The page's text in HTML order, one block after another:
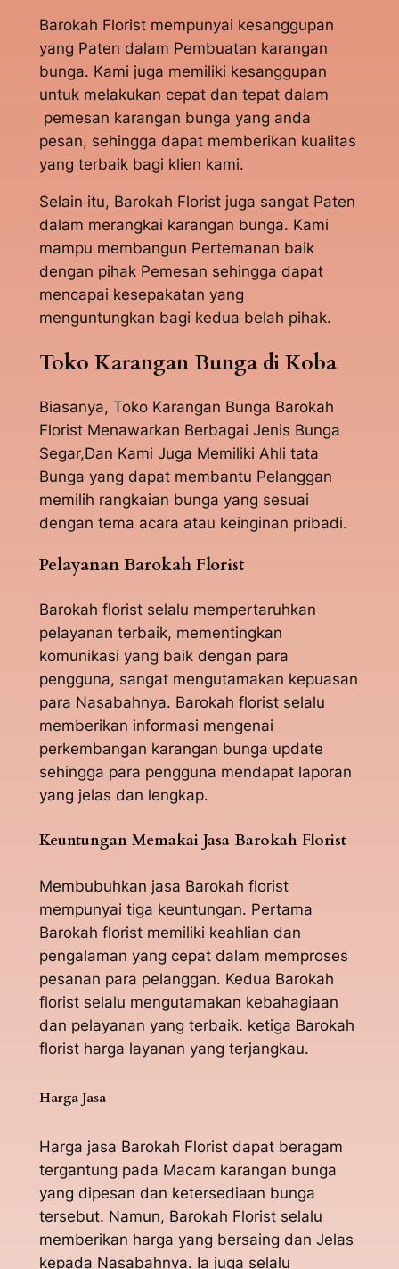
Barokah Florist mempunyai kesanggupan
yang Paten dalam Pembuatan karangan
bunga. Kami juga memiliki kesanggupan
untuk melakukan cepat dan tepat dalam
pemesan karangan bunga yang anda
pesan, sehingga dapat memberikan kualitas
yang terbaik bagi klien kami.
Selain itu, Barokah Florist juga sangat Paten
dalam merangkai karangan bunga. Kami
mampu membangun Pertemanan baik
dengan pihak Pemesan sehingga dapat
mencapai kesepakatan yang
menguntungkan bagi kedua belah pihak.
Toko Karangan Bunga di Koba
Biasanya, Toko Karangan Bunga Barokah
Florist Menawarkan Berbagai Jenis Bunga
Segar,Dan Kami Juga Memiliki Ahli tata
Bunga yang dapat membantu Pelanggan
memilih rangkaian bunga yang sesuai
dengan tema acara atau keinginan pribadi.
Pelayanan Barokah Florist
Barokah florist selalu mempertaruhkan
pelayanan terbaik, mementingkan
komunikasi yang baik dengan para
pengguna, sangat mengutamakan kepuasan
para Nasabahnya. Barokah florist selalu
memberikan informasi mengenai
perkembangan karangan bunga update
sehingga para pengguna mendapat laporan
yang jelas dan lengkap.
Keuntungan Memakai Jasa Barokah Florist
Membubuhkan jasa Barokah florist
mempunyai tiga keuntungan. Pertama
Barokah florist memiliki keahlian dan
pengalaman yang cepat dalam memproses
pesanan para pelanggan. Kedua Barokah
florist selalu mengutamakan kebahagiaan
dan pelayanan yang terbaik. ketiga Barokah
florist harga layanan yang terjangkau.
Harga Jasa
Harga jasa Barokah Florist dapat beragam
tergantung pada Macam karangan bunga
yang dipesan dan ketersediaan bunga
tersebut. Namun, Barokah Florist selalu
memberikan harga yang bersaing dan Jelas
kepada Nasabahnya. Ia juga selalu